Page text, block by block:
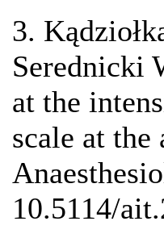
3.
Serednicki
at the
scale at
10.5114/